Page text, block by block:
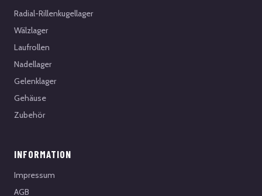
Radial-Rillenkugellager
Wälzlager
Laufrollen
Nadellager
Gelenklager
Gehäuse
Zubehör
INFORMATION
Impressum
AGB